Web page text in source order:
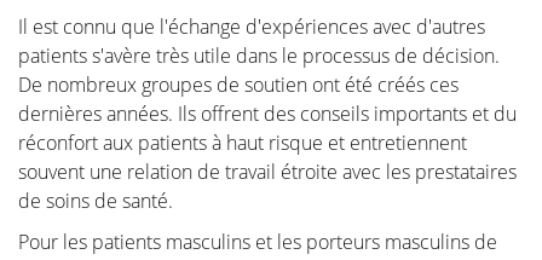
Il est connu que l'échange d'expériences avec d'autres
patients s'avère très utile dans le processus de décision.
De nombreux groupes de soutien ont été créés ces
dernières années. Ils offrent des conseils importants et du
réconfort aux patients à haut risque et entretiennent
souvent une relation de travail étroite avec les prestataires
de soins de santé.
Pour les patients masculins et les porteurs masculins de